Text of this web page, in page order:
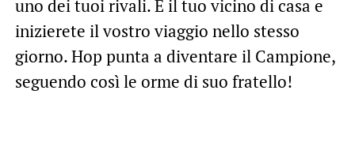
uno dei tuoi rivali. È il tuo vicino di casa e
inizierete il vostro viaggio nello stesso
giorno. Hop punta a diventare il Campione,
seguendo così le orme di suo fratello!